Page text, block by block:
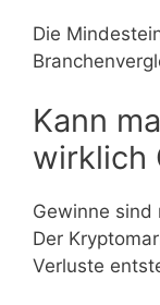
Die
Kann
wirklich
Gewinne sind
Der
Verluste